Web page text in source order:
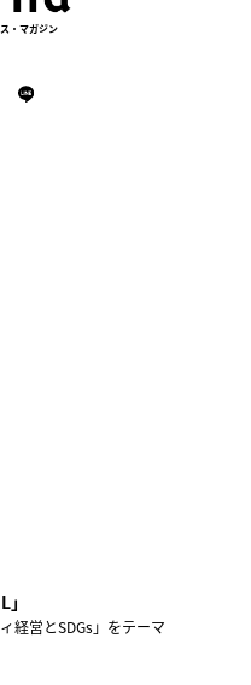
・マガジン
経営とSDGs」をテーマ